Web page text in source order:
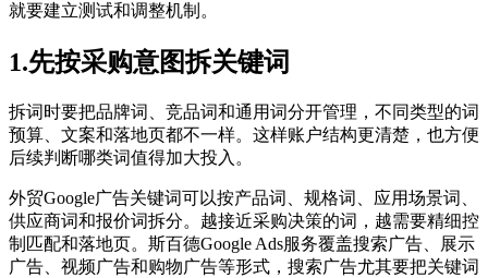
就要建立测试和调整机制。
1.先按采购意图拆关键词
拆词时要把品牌词、竞品词和通用词分开管理，不同类型的词
预算、文案和落地页都不一样。这样账户结构更清楚，也方便
后续判断哪类词值得加大投入。
外贸Google广告关键词可以按产品词、规格词、应用场景词、
供应商词和报价词拆分。越接近采购决策的词，越需要精细控
制匹配和落地页。斯百德Google Ads服务覆盖搜索广告、展示
广告、视频广告和购物广告等形式，搜索广告尤其要把关键词